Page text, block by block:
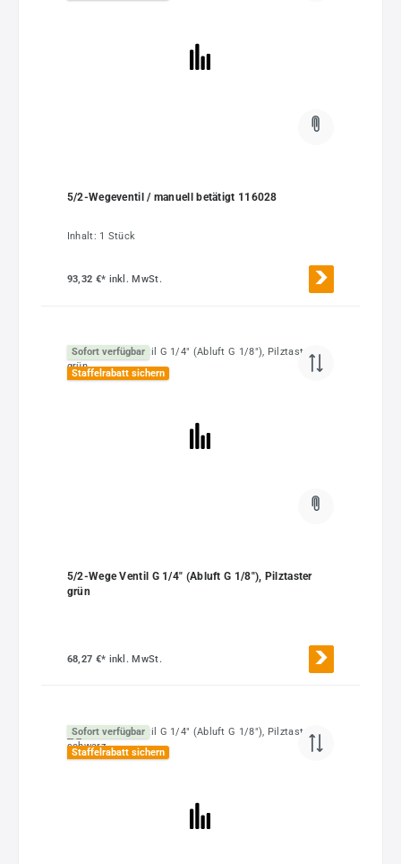
5/2-Wegeventil / manuell betätigt 116028
Inhalt: 1 Stück
93,32 €* inkl. MwSt.
Sofort verfügbar
Staffelrabatt sichern
5/2-Wege Ventil G 1/4" (Abluft G 1/8"), Pilztaster
grün
68,27 €* inkl. MwSt.
Sofort verfügbar
Staffelrabatt sichern